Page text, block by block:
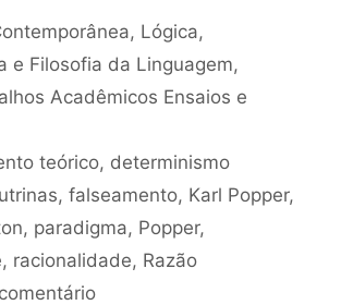
, Lógica,
e Filosofia da Linguagem,
Acadêmicos Ensaios e
teórico, determinismo
, falseamento, Karl Popper,
, paradigma, Popper,
, racionalidade, Razão